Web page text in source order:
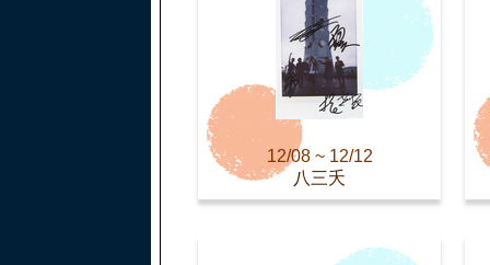
12/08 ~ 12/12
八三夭